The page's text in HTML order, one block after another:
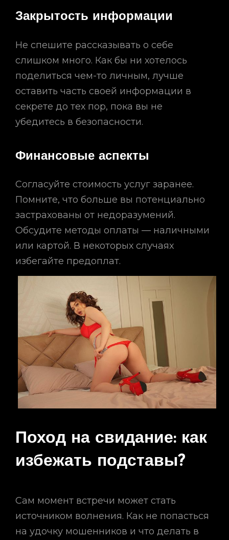
Закрытость информации
Не спешите рассказывать о себе
слишком много. Как бы ни хотелось
поделиться чем-то личным, лучше
оставить часть своей информации в
секрете до тех пор, пока вы не
убедитесь в безопасности.
Финансовые аспекты
Согласуйте стоимость услуг заранее.
Помните, что больше вы потенциально
застрахованы от недоразумений.
Обсудите методы оплаты — наличными
или картой. В некоторых случаях
избегайте предоплат.
Поход на свидание: как
избежать подставы?
Сам момент встречи может стать
источником волнения. Как не попасться
на удочку мошенников и что делать в